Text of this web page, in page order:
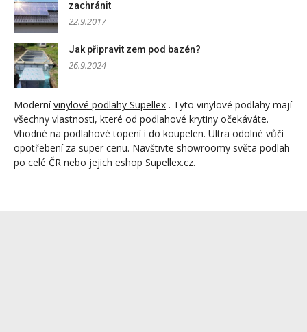
zachránit
22.9.2017
Jak připravit zem pod bazén?
26.9.2024
Modernívinylové podlahy Supellex . Tyto vinylové podlahy mají
všechny vlastnosti, které od podlahové krytiny očekáváte.
Vhodné na podlahové topení i do koupelen. Ultra odolné vůči
opotřebení za super cenu. Navštivte showroomy světa podlah
po celé ČR nebo jejich eshop Supellex.cz.